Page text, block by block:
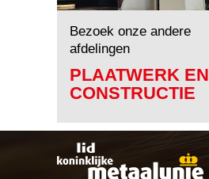
Bezoek onze andere
afdelingen
PLAATWERK EN
CONSTRUCTIE